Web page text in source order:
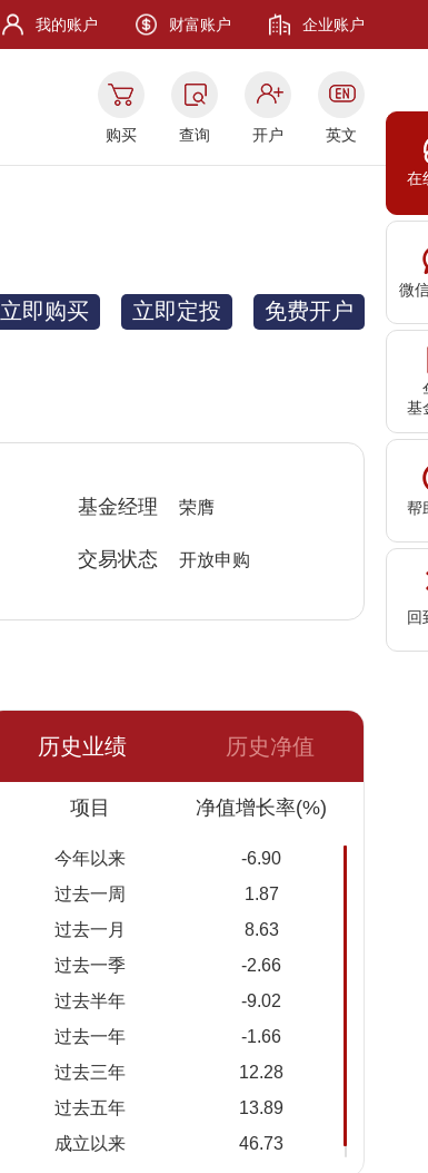
在
微
基
帮
回
我的账户 财富账户 企业账户
购买 查询 开户 英文
立即购买 立即定投 免费开户
基金经理 荣膺
交易状态 开放申购
历史业绩
历史净值
项目 净值增长率(%)
今年以来
-6.90
过去一周
1.87
过去一月
8.63
过去一季
-2.66
过去半年
-9.02
过去一年
-1.66
过去三年
12.28
过去五年
13.89
成立以来
46.73
净值
累计净
2026-
1.4673
08-04
2026-
08-03
1.4673
2026-
07-31
1.4539
2026-
1.4468